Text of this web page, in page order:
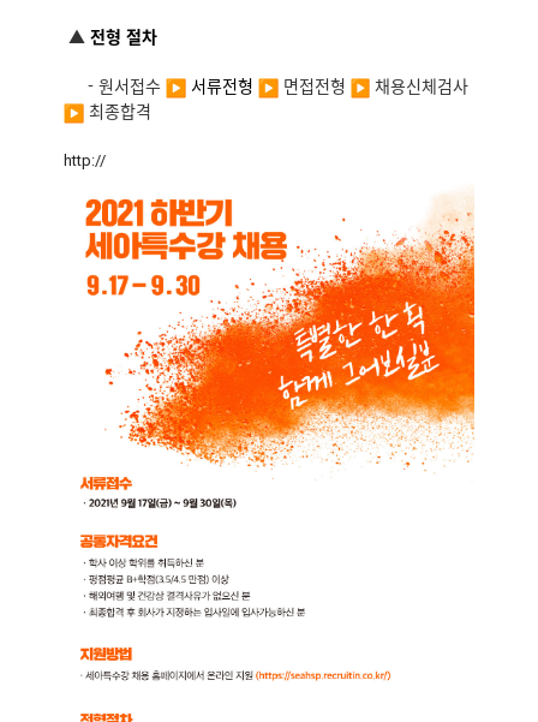
▲ 전형 절차
- 원서접수 서류전형 면접전형
채용신체검사
최종합격
http://